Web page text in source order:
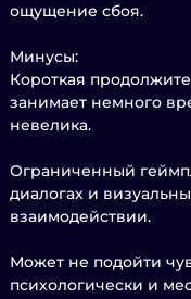
ощущение сбоя.
Минусы:
Короткая
занимает немного
невелика.
Ограниченный
диалогах и
взаимодействии.
Может не подойти
психологически и